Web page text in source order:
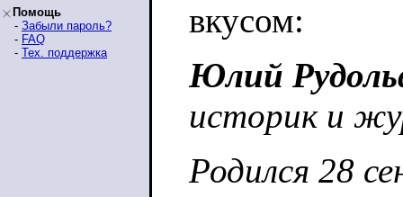
Помощь
- Забыли пароль?
- FAQ
- Тех. поддержка
вкусом:
Юлий
историк и
Родился 28